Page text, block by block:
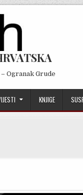
Ogranak Grude
KNJIGE